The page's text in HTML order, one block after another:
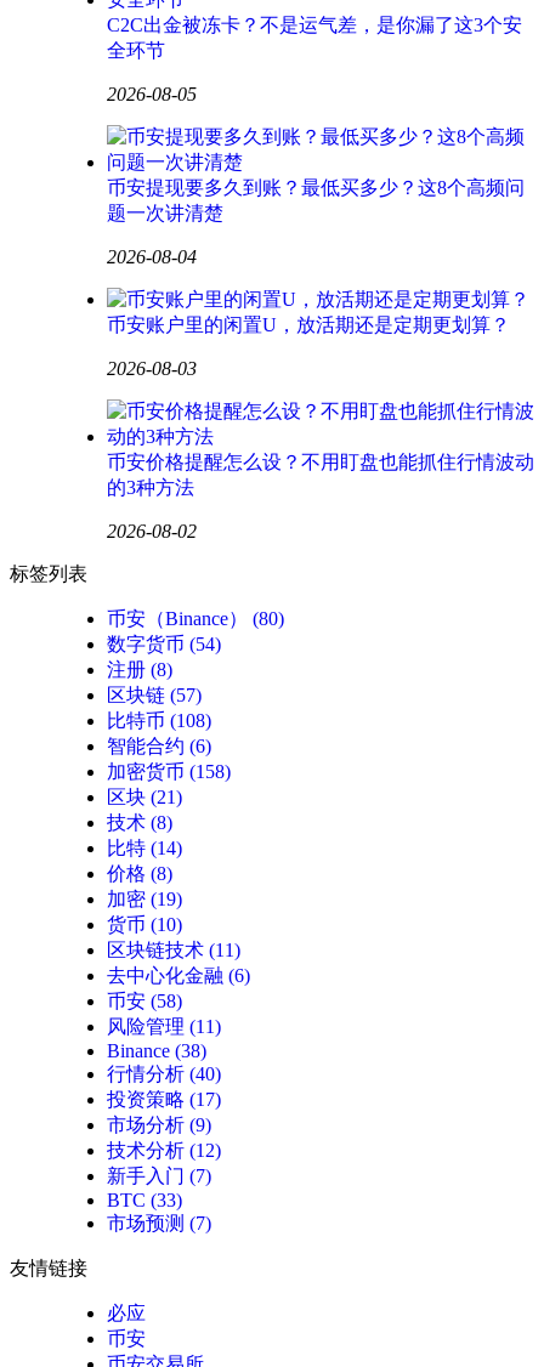
C2C出金被冻卡？不是运气差，是你漏了这3个安
全环节
2026-08-05
币安提现要多久到账？最低买多少？这8个高频问
题一次讲清楚
2026-08-04
币安账户里的闲置U，放活期还是定期更划算？
2026-08-03
币安价格提醒怎么设？不用盯盘也能抓住行情波动
的3种方法
2026-08-02
标签列表
币安（Binance）
(80)
数字货币 (54)
注册 (8)
区块链 (57)
比特币 (108)
智能合约 (6)
加密货币 (158)
区块 (21)
技术 (8)
比特 (14)
价格 (8)
加密 (19)
货币 (10)
区块链技术 (11)
去中心化金融 (6)
币安 (58)
风险管理 (11)
Binance (38)
行情分析 (40)
投资策略 (17)
市场分析 (9)
技术分析 (12)
新手入门 (7)
BTC (33)
市场预测 (7)
友情链接
必应
币安